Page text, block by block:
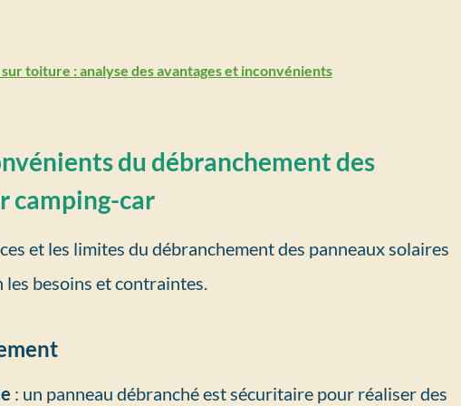
toiture : analyse des avantages et inconvénients
du débranchement des
camping-car
et les limites du débranchement des panneaux solaires
besoins et contraintes.
: un panneau débranché est sécuritaire pour réaliser des